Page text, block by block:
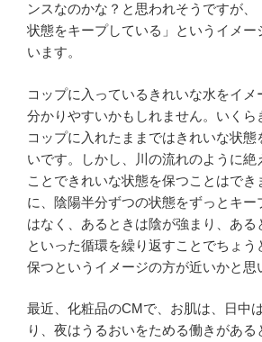
ンスなのかな？と思われそうですが
状態をキープしている」というイメー
います。
コップに入っているきれいな水をイメ
分かりやすいかもしれません。いくら
コップに入れたままではきれいな状態
いです。しかし、川の流れのように絶
ことできれいな状態を保つことはでき
に、陰陽半分ずつの状態をずっとキー
はなく、あるときは陰が強まり、ある
といった循環を繰り返すことでちょう
保つというイメージの方が近いかと思
最近、化粧品のCMで、お肌は、日中
り、夜はうるおいをためる働きがある